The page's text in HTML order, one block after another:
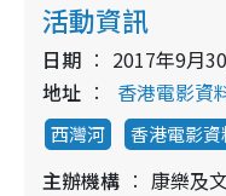
活動資訊
日期
2017年9月
地址
香港電影資
西灣河 香港電影資
主辦機構
康樂及